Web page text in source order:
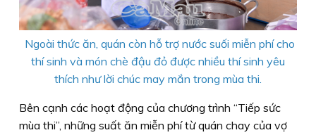
Ngoài thức ăn, quán còn hỗ trợ nước suối miễn phí cho
thí sinh và món chè đậu đỏ được nhiều thí sinh yêu
thích như lời chúc may mắn trong mùa thi.
Bên cạnh các hoạt động của chương trình “Tiếp sức
mùa thi”, những suất ăn miễn phí từ quán chay của vợ